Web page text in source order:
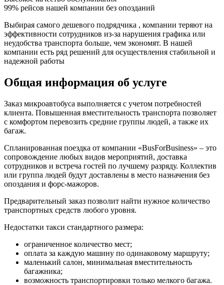
99% рейсов нашей компании без опозданий
Выбирая самого дешевого подрядчика , компании теряют на
эффективности сотрудников из-за нарушения графика или
неудобства транспорта больше, чем экономят. В нашей
компании есть ряд решений для осуществления стабильной и
надежной работы
Общая информация об услуге
Заказ микроавтобуса выполняется с учетом потребностей
клиента. Повышенная вместительность транспорта позволяет
с комфортом перевозить средние группы людей, а также их
багаж.
Спланированная поездка от компании «BusForBusiness» – это
сопровождение любых видов мероприятий, доставка
сотрудников и встреча гостей по лучшему разряду. Коллектив
или группа людей будут доставлены в место назначения без
опоздания и форс-мажоров.
Предварительный заказ позволит найти нужное количество
транспортных средств любого уровня.
Недостатки такси стандартного размера:
ограниченное количество мест;
оплата за каждую машину по одинаковому маршруту;
маленький салон, минимальная вместительность
багажника;
возможность транспортировки только мелкого багажа.